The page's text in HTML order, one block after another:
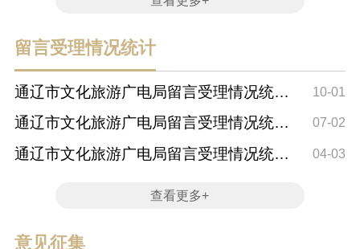
留言受理情况统计
通辽市文化旅游广电局留言受理情况统计
(2025年第三...
10-01
通辽市文化旅游广电局留言受理情况统计
(2025年第二...
07-02
通辽市文化旅游广电局留言受理情况统计
04-03
查看更多+
意见征集